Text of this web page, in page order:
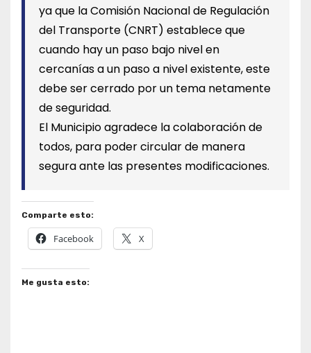
ya que la Comisión Nacional de Regulación
del Transporte (CNRT) establece que
cuando hay un paso bajo nivel en
cercanías a un paso a nivel existente, este
debe ser cerrado por un tema netamente
de seguridad.
El Municipio agradece la colaboración de
todos, para poder circular de manera
segura ante las presentes modificaciones.
Comparte esto:
Facebook X
Me gusta esto: